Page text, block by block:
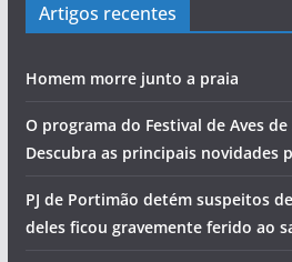
Artigos recentes
Homem morre junto a praia
O programa do Festival de Aves de
Descubra as principais novidades
PJ de Portimão detém suspeitos
deles ficou gravemente ferido ao